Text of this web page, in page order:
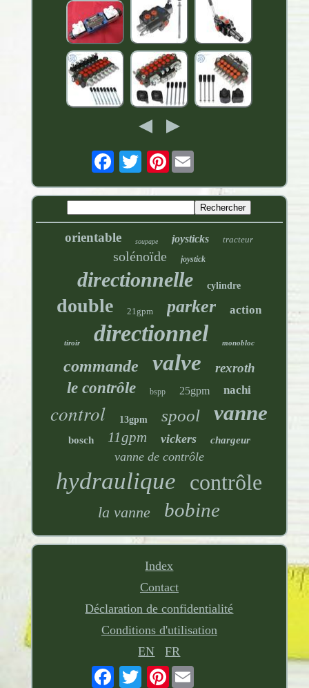
Pinterest
orientable soupape joysticks tracteur
solénoïde joystick
directionnelle cylindre
double 21gpm parker action
tiroir directionnel monobloc
commande valve rexroth
le contrôle bspp 25gpm nachi
control 13gpm spool vanne
bosch 11gpm vickers chargeur
vanne de contrôle
hydraulique contrôle
la vanne bobine
Index
Contact
Déclaration de confidentialité
Conditions d'utilisation
EN
FR
Pinterest